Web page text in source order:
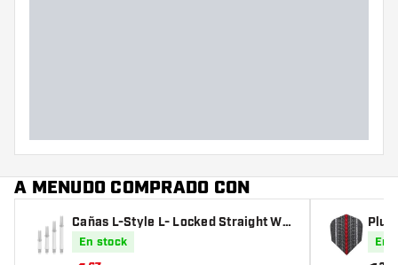
A MENUDO COMPRADO CON
Cañas L-Style L- Locked Straight Whi
te
En stock En